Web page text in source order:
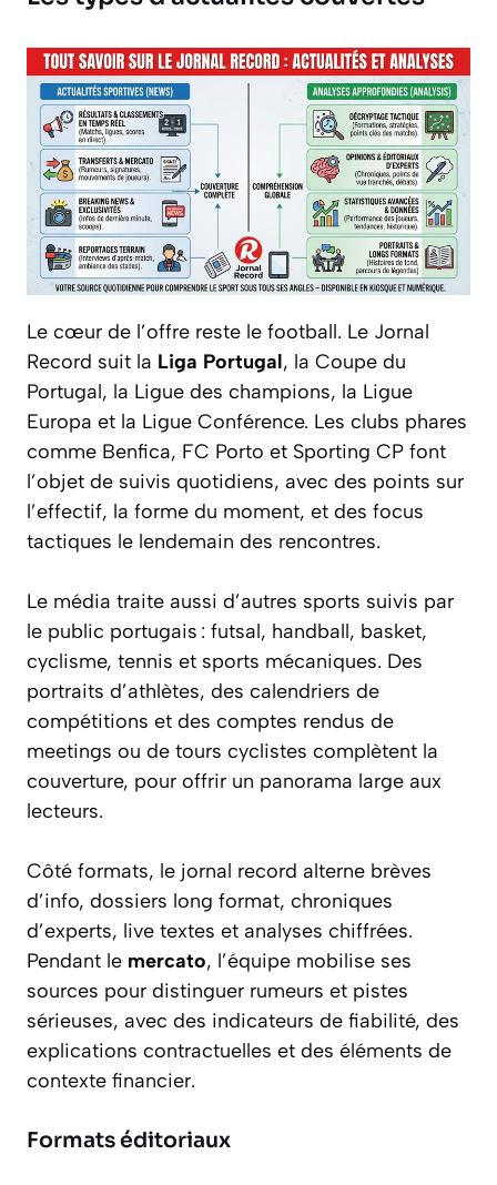
Le cœur de l’offre reste le football. Le Jornal
Record suit la Liga Portugal, la Coupe du
Portugal, la Ligue des champions, la Ligue
Europa et la Ligue Conférence. Les clubs phares
comme Benfica, FC Porto et Sporting CP font
l’objet de suivis quotidiens, avec des points sur
l’effectif, la forme du moment, et des focus
tactiques le lendemain des rencontres.
Le média traite aussi d’autres sports suivis par
le public portugais : futsal, handball, basket,
cyclisme, tennis et sports mécaniques. Des
portraits d’athlètes, des calendriers de
compétitions et des comptes rendus de
meetings ou de tours cyclistes complètent la
couverture, pour offrir un panorama large aux
lecteurs.
Côté formats, le jornal record alterne brèves
d’info, dossiers long format, chroniques
d’experts, live textes et analyses chiffrées.
Pendant le mercato, l’équipe mobilise ses
sources pour distinguer rumeurs et pistes
sérieuses, avec des indicateurs de fiabilité, des
explications contractuelles et des éléments de
contexte financier.
Formats éditoriaux